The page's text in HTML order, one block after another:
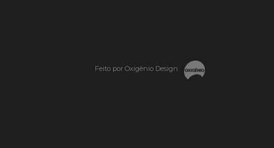
Feito por Oxigênio Design